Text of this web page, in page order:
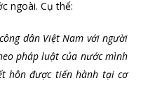
ngoài. Cụ thể:
dân Việt Nam với người
pháp luật của nước mình
hôn được tiến hành tại cơ